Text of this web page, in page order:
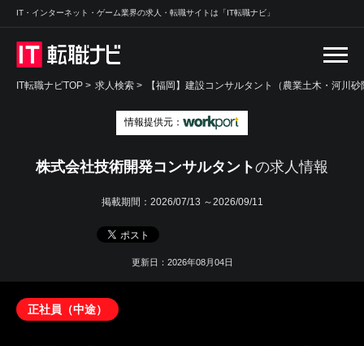
IT・インターネット・ゲーム業界の求人・転職サイトは「IT転職ナビ」
IT転職ナビTOP > 求人検索 > 【福岡】建設コンサルタント（農業土木・河川
情報提供元：
株式会社技術開発コンサルタントの求人情報
掲載期間： 2026/07/13 ～2026/09/11
更新日：2026年08月04日
正社員（中途）